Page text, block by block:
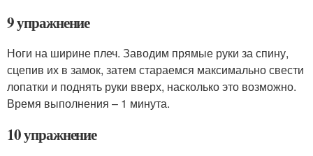
9 упражнение
Ноги на ширине плеч. Заводим прямые руки за спину,
сцепив их в замок, затем стараемся максимально свести
лопатки и поднять руки вверх, насколько это возможно.
Время выполнения – 1 минута.
10 упражнение